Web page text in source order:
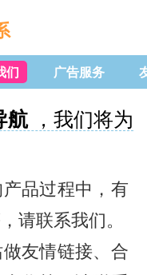
们 广告服务
航，我们将为
品过程中，有
请联系我们。
友情链接、合